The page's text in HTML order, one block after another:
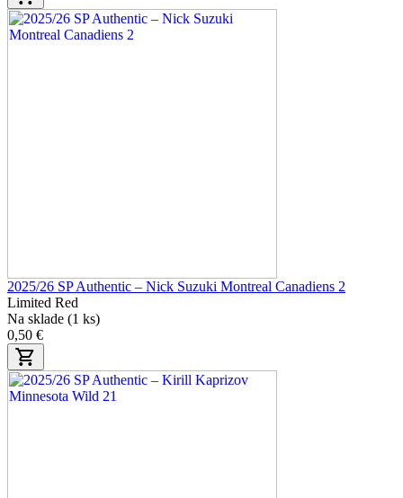
2025/26 SP Authentic – Nick Suzuki Montreal Canadiens 2
Limited Red
Na sklade (1 ks)
0,50 €